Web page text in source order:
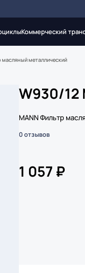
Коммерческий
масляный металлический
W930/12
MANN Фильтр
0 отзывов
1 057 ₽